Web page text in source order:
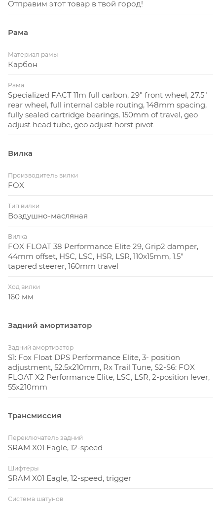
тем более манёвренным и отзывчивым будет
больше стабильности и уверенности вы сможете
Отправим этот товар в твой город!
Рама
Материал рамы
Карбон
Рама
Specialized FACT 11m full carbon, 29" front wheel, 27.5"
rear wheel, full internal cable routing, 148mm spacing,
fully sealed cartridge bearings, 150mm of travel, geo
adjust head tube, geo adjust horst pivot
Вилка
Производитель вилки
FOX
Тип вилки
Воздушно-масляная
Вилка
FOX FLOAT 38 Performance Elite 29, Grip2 damper,
44mm offset, HSC, LSC, HSR, LSR, 110x15mm, 1.5"
tapered steerer, 160mm travel
Ход вилки
160 мм
Задний амортизатор
Задний амортизатор
S1: Fox Float DPS Performance Elite, 3- position
adjustment, 52.5x210mm, Rx Trail Tune, S2-S6: FOX
FLOAT X2 Performance Elite, LSC, LSR, 2-position lever,
55x210mm
Трансмиссия
Переключатель задний
SRAM X01 Eagle, 12-speed
Шифтеры
SRAM X01 Eagle, 12-speed, trigger
Система шатунов